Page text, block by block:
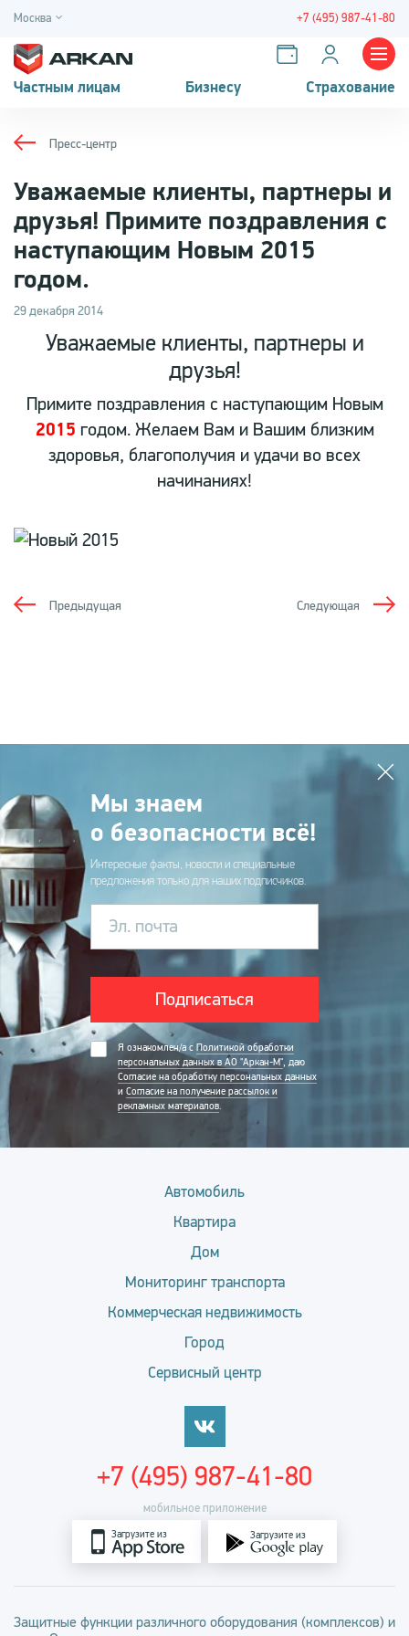
Москва +7 (495) 987-41-80
Частным лицам Бизнесу Страхование
Пресс-центр
Уважаемые клиенты, партнеры и
друзья! Примите поздравления с
наступающим Новым 2015
годом.
29 декабря 2014
Уважаемые клиенты, партнеры и
друзья!
Примите поздравления с наступающим Новым
2015 годом. Желаем Вам и Вашим близким
здоровья, благополучия и удачи во всех
начинаниях!
Следующая
Предыдущая
Мы знаем
о безопасности всё!
Интересные факты, новости и специальные
предложения только для наших подписчиков.
Эл. почта
Подписаться
Я ознакомлен/а с Политикой обработки
персональных данных в АО "Аркан-М", даю
Согласие на обработку персональных данных
и Согласие на получение рассылок и
рекламных материалов.
Автомобиль
Квартира
Дом
Мониторинг транспорта
Коммерческая недвижимость
Город
Сервисный центр
мобильное приложение
Загрузите из Загрузите из
+7 (495) 987-41-80
Защитные функции различного оборудования (комплексов) и